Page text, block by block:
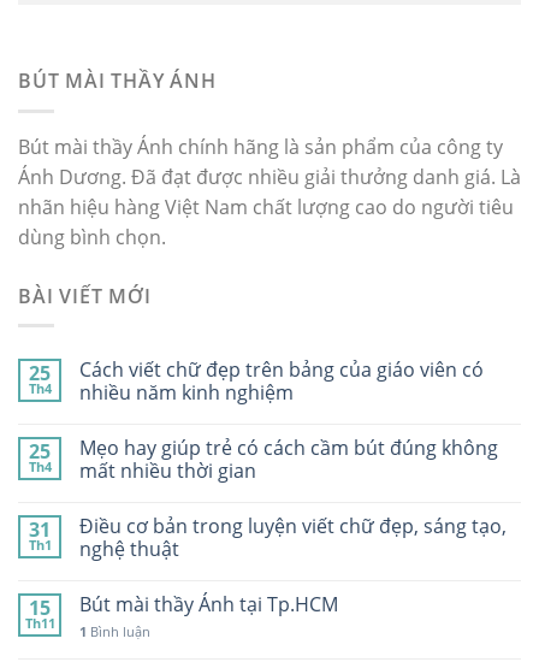
BÚT MÀI THẦY ÁNH
Bút mài thầy Ánh chính hãng là sản phẩm của công ty
Ánh Dương. Đã đạt được nhiều giải thưởng danh giá. Là
nhãn hiệu hàng Việt Nam chất lượng cao do người tiêu
dùng bình chọn.
BÀI VIẾT MỚI
25
Th4
Cách viết chữ đẹp trên bảng của giáo viên có
nhiều năm kinh nghiệm
25
Th4
Mẹo hay giúp trẻ có cách cầm bút đúng không
mất nhiều thời gian
31
Th1
Điều cơ bản trong luyện viết chữ đẹp, sáng tạo,
nghệ thuật
15
Th11
Bút mài thầy Ánh tại Tp.HCM
1 Bình luận